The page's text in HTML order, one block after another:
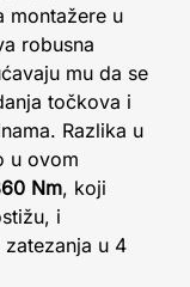
montažere u
robusna
mu da se
točkova i
Razlika u
u ovom
Nm, koji
i
u 4